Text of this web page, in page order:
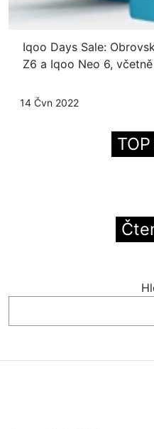
Iqoo Days Sale:
Z6 a Iqoo Neo 6,
14 Čvn 2022